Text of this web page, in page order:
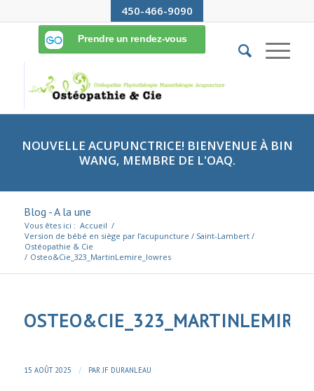
450-466-9090
NOUVELLE ACUPUNCTRICE! BIENVENUE À BIN
WANG, MEMBRE DE L'OAQ.
Blog - A la une
Vous êtes ici : Accueil /
Version de bébé en siège par l’acupuncture / Saint-Lambert /
Ostéopathie & Cie
/ Osteo&Cie_323_MartinLemire_lowres
15 AOÛT 2025 / PAR JF DURANLEAU